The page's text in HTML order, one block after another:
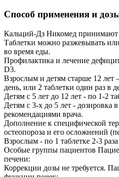
Способ применения и
Кальций-Дз Никомед принимают
Таблетки можно разжевывать
во время еды.
Профилактика и лечение
D3.
Взрослым и детям старше 12 лет
день, или 2 таблетки один раз в
Детям с 5 лет до 12 лет - по 1-2
Детям с 3-х до 5 лет - дозировка
рекомендациями врача.
Дополнение к специфической
остеопороза и его осложнений
Взрослым - по 1 таблетке 2-3
Особые группы пациентов
печени:
Коррекции дозы не требуется.